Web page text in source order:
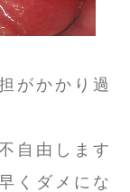
がかかり過
自由します
くダメにな